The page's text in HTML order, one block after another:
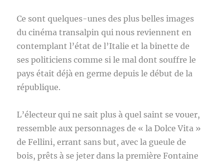
Ce sont quelques-unes des plus belles images
du cinéma transalpin qui nous reviennent en
contemplant l’état de l’Italie et la binette de
ses politiciens comme si le mal dont souffre le
pays était déjà en germe depuis le début de la
république.
L’électeur qui ne sait plus à quel saint se vouer,
ressemble aux personnages de « la Dolce Vita »
de Fellini, errant sans but, avec la gueule de
bois, prêts à se jeter dans la première Fontaine